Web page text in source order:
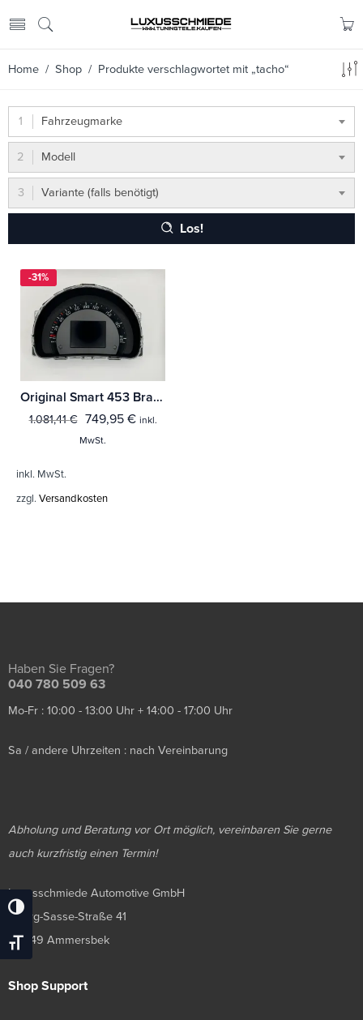
Umschalten Auf Hohe Kontraste
Schrift Vergrößern
Home / Shop / Produkte verschlagwortet mit „tacho“
Fahrzeugmarke
Modell
Variante (falls benötigt)
Los!
-31%
Original Smart 453 Brabus Tacho
1.081,41€ 749,95 € inkl.
MwSt.
inkl. MwSt.
zzgl. Versandkosten
Haben Sie Fragen?
040 780 509 63
Mo-Fr : 10:00 - 13:00 Uhr + 14:00 - 17:00 Uhr
Sa / andere Uhrzeiten : nach Vereinbarung
Abholung und Beratung vor Ort möglich, vereinbaren Sie gerne
auch kurzfristig einen Termin!
Luxusschmiede Automotive GmbH
Georg-Sasse-Straße 41
22949 Ammersbek
Shop Support